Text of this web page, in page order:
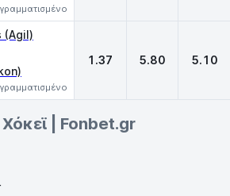
(Agil)
1.37 5.80 5.10
| Fonbet.gr